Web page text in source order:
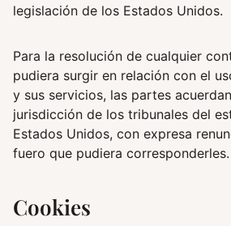
legislación de los Estados Unidos.
Para la resolución de cualquier
pudiera surgir en relación con el
y sus servicios, las partes
jurisdicción de los tribunales del
Estados Unidos, con expresa
fuero que pudiera corresponderles.
Cookies